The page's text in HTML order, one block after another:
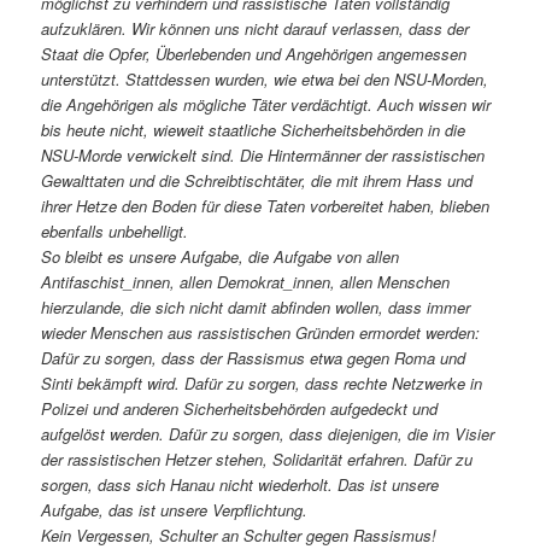
aufzuklären. Wir können uns nicht darauf verlassen, dass der
Staat die Opfer, Überlebenden und Angehörigen angemessen
unterstützt. Stattdessen wurden, wie etwa bei den NSU-Morden,
die Angehörigen als mögliche Täter verdächtigt. Auch wissen wir
bis heute nicht, wieweit staatliche Sicherheitsbehörden in die
NSU-Morde verwickelt sind. Die Hintermänner der rassistischen
Gewalttaten und die Schreibtischtäter, die mit ihrem Hass und
ihrer Hetze den Boden für diese Taten vorbereitet haben, blieben
ebenfalls unbehelligt.
So bleibt es unsere Aufgabe, die Aufgabe von allen
Antifaschist_innen, allen Demokrat_innen, allen Menschen
hierzulande, die sich nicht damit abfinden wollen, dass immer
wieder Menschen aus rassistischen Gründen ermordet werden:
Dafür zu sorgen, dass der Rassismus etwa gegen Roma und
Sinti bekämpft wird. Dafür zu sorgen, dass rechte Netzwerke in
Polizei und anderen Sicherheitsbehörden aufgedeckt und
aufgelöst werden. Dafür zu sorgen, dass diejenigen, die im Visier
der rassistischen Hetzer stehen, Solidarität erfahren. Dafür zu
sorgen, dass sich Hanau nicht wiederholt. Das ist unsere
Aufgabe, das ist unsere Verpflichtung.
Kein Vergessen, Schulter an Schulter gegen Rassismus!